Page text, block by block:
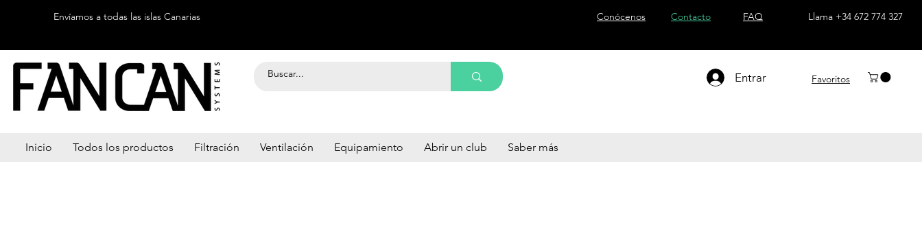
Envíamos a todas las islas Canarias Conócenos Contacto FAQ Llama +34 672 774 327
Entrar Favoritos
Inicio Todos los productos Filtración Ventilación Equipamiento Abrir un club Saber más